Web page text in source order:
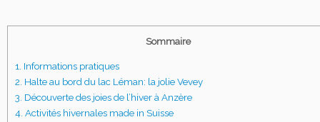
Sommaire
1. Informations pratiques
2. Halte au bord du lac Léman: la jolie Vevey
3. Découverte des joies de l’hiver à Anzère
4. Activités hivernales made in Suisse